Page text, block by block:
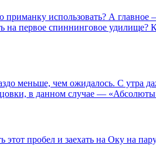
использовать? А
на первое спиннинговое
меньше, чем ожидалось. С утра
в данном случае —
пробел и заехать на Оку на